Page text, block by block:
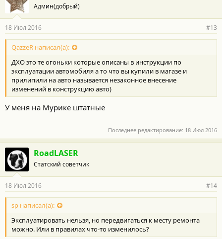
Админ(добрый)
18 Июл 2016 #13
QazzeR написал(а):
ДХО это те огоньки которые описаны в инструкции по
эксплуатации автомобиля а то что вы купили в магазе и
прилипили на авто называется незаконное внесение
изменений в конструкцию авто)
У меня на Мурике штатные
Последнее редактирование: 18 Июл 2016
RoadLASER
Статский советчик
18 Июл 2016 #14
sp написал(а):
Эксплуатировать нельзя, но передвигаться к месту ремонта
можно. Или в правилах что-то изменилось?